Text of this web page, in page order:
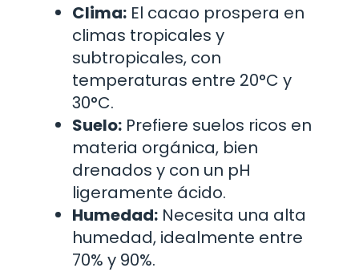
Clima: El cacao prospera en
climas tropicales y
subtropicales, con
temperaturas entre 20°C y
30°C.
Suelo: Prefiere suelos ricos en
materia orgánica, bien
drenados y con un pH
ligeramente ácido.
Humedad: Necesita una alta
humedad, idealmente entre
70% y 90%.